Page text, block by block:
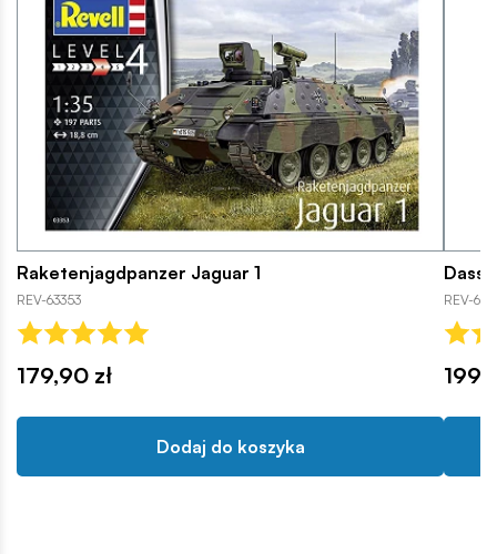
Raketenjagdpanzer Jaguar 1
REV-63353
179,90 zł
Dodaj do koszyka
REV-